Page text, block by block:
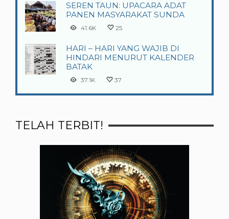
SEREN TAUN: UPACARA ADAT
PANEN MASYARAKAT SUNDA
41.6K 25
HARI – HARI YANG WAJIB DI
HINDARI MENURUT KALENDER
BATAK
37.1K 37
TELAH TERBIT!